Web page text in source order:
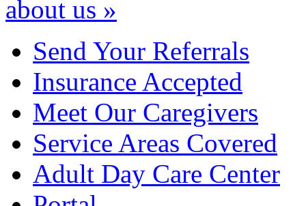
about us »
Send Your Referrals
Insurance Accepted
Meet Our Caregivers
Service Areas Covered
Adult Day Care Center